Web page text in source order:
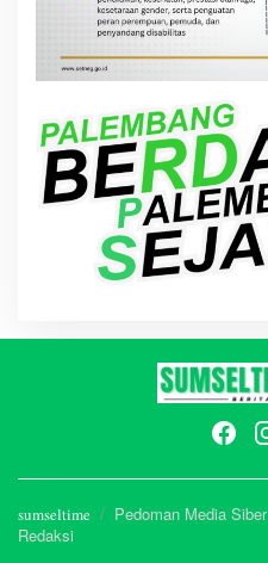
sumseltime Pedoman Media Siber
Redaksi